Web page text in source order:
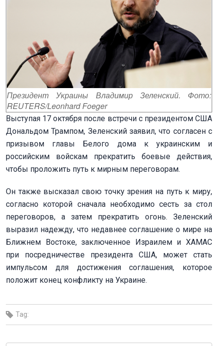
Президент Украины Владимир Зеленский. Фото:
REUTERS/Leonhard Foeger
Выступая 17 октября после встречи с президентом США
Дональдом Трампом, Зеленский заявил, что согласен с
призывом главы Белого дома к украинским и
российским войскам прекратить боевые действия,
чтобы проложить путь к мирным переговорам.
Он также высказал свою точку зрения на путь к миру,
согласно которой сначала необходимо сесть за стол
переговоров, а затем прекратить огонь. Зеленский
выразил надежду, что недавнее соглашение о мире на
Ближнем Востоке, заключенное Израилем и ХАМАС
при посредничестве президента США, может стать
импульсом для достижения соглашения, которое
положит конец конфликту на Украине.
Tag: